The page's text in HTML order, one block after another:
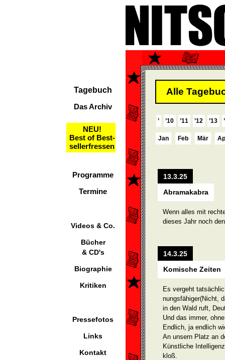
Tagebuch
Das Archiv
NEU!
Best of Best-
sellerfressen
Programme
Termine
Videos & Co.
Bücher
& CD's
Biographie
Kritiken
Pressefotos
Links
Kontakt
Alle
’ ’10 ’11 ’12 ’13
Jan Feb Mär
13.3.25
Abramakabra
Wenn alles mit
dieses Jahr noch
14.3.25
Komische Zeiten
Es vergeht
nungsfähiger(Nicht,
in den Wald ruft,
Und das immer,
Endlich, ja endlich
An unsern Platz an
Künstliche
kloß.